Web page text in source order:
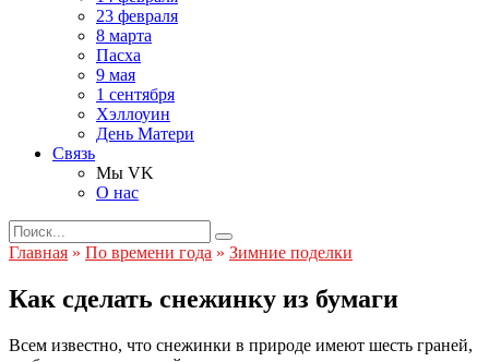
23 февраля
8 марта
Пасха
9 мая
1 сентября
Хэллоуин
День Матери
Связь
Мы VK
О нас
Search
for:
Главная » По времени года » Зимние поделки
Как сделать снежинку из бумаги
Всем известно, что снежинки в природе имеют шесть граней,